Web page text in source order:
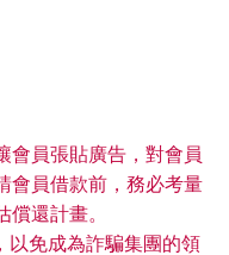
會員張貼廣告，對會員
會員借款前，務必考量
還計畫。
以免成為詐騙集團的領